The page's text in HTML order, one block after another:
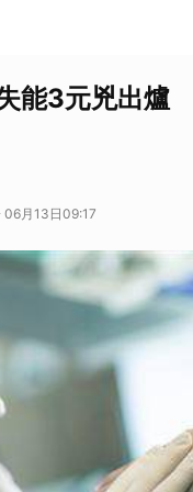
能3元兇出
06月13日09:17